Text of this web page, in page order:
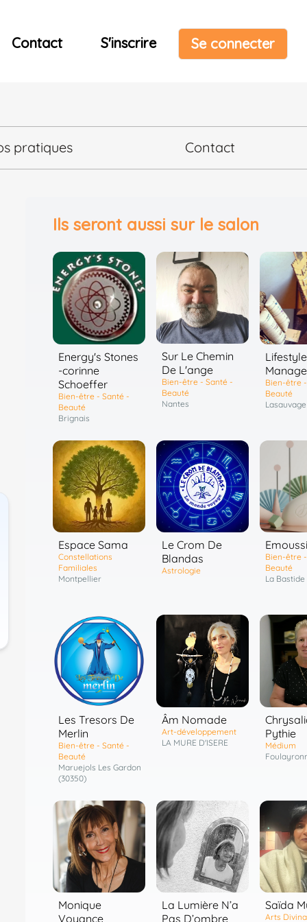
Contact S'inscrire Se connecter
pratiques Contact
Ils seront aussi sur le salon
Energy's Stones
-corinne
Schoeffer
Bien-être - Santé -
Beauté
Brignais
Sur Le Chemin
De L'ange
Bien-être - Santé -
Beauté
Nantes
Lifestyle
Bien-être
Beauté
Lasauvage
Espace Sama
Constellations
Familiales
Montpellier
Le Crom De
Blandas
Astrologie
Bien-être
Beauté
La
Les Tresors De
Merlin
Bien-être - Santé -
Beauté
Maruejols Les Gardon
(30350)
Âm Nomade
Art-développement
LA MURE D'ISERE
Pythie
Médium
Monique
Voyance
La Lumière N’a
Pas D’ombre
Saïda
Arts